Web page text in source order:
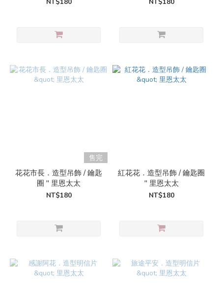
售完
花花市長．造型吊飾 / 鑰匙
圈 " 里恩太太
NT$180
紅花花．造型吊飾 / 鑰匙圈
" 里恩太太
NT$180